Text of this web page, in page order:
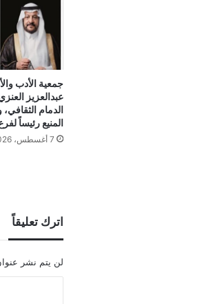
جمعية الأدب
عبدالعزيز
الدمام الثقافي،
المنيع رئيساً
7 أغسطس، 2026
اترك تعليقاً
لن يتم نشر